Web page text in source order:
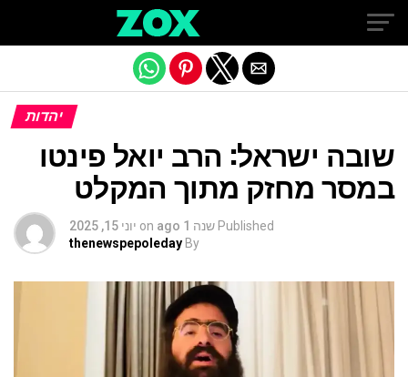
יהדות
שובה ישראל: הרב יואל פינטו
במסר מחזק מתוך המקלט
Published שנה 1 ago on יוני 15, 2025
By
thenewspepoleday
Exit mobile version